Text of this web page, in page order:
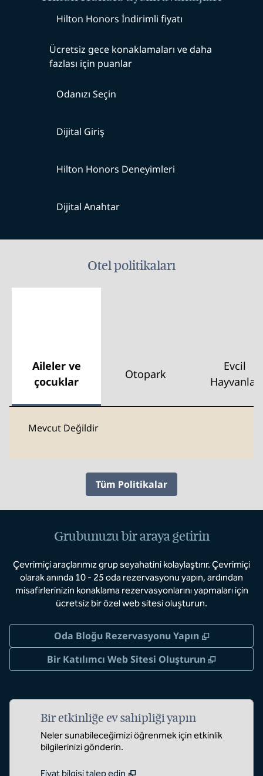
Hilton Honors İndirimli fiyatı
Ücretsiz gece konaklamaları ve daha
fazlası için puanlar
Odanızı Seçin
Dijital Giriş
Hilton Honors Deneyimleri
Dijital Anahtar
Otel politikaları
Aileler ve
çocuklar
Otopark
Evcil
Hayvanlar
Mevcut Değildir
Tüm Politikalar
Grubunuzu bir araya getirin
Çevrimiçi araçlarımız grup seyahatini kolaylaştırır. Çevrimiçi
olarak anında 10 - 25 oda rezervasyonu yapın, ardından
misafirlerinizin konaklama rezervasyonlarını yapmaları için
ücretsiz bir özel web sitesi oluşturun.
Oda Bloğu Rezervasyonu Yapın ,
Bir Katılımcı Web Sitesi Oluşturun
,
Bir etkinliğe ev sahipliği yapın
Neler sunabileceğimizi öğrenmek için etkinlik
bilgilerinizi gönderin.
Fiyat bilgisi talep edin